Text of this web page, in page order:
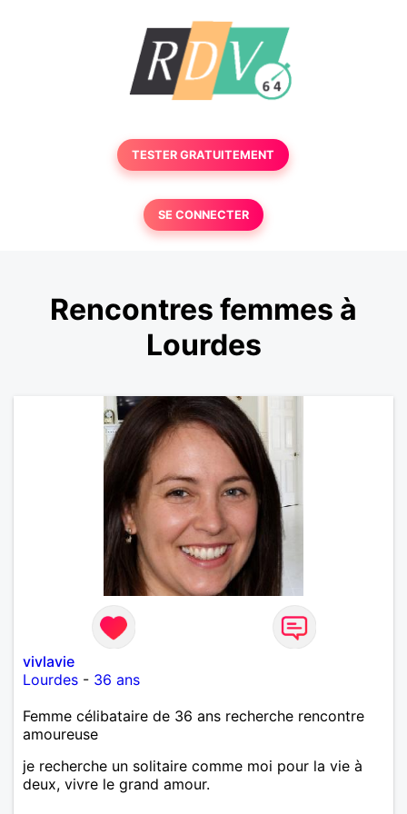
TESTER GRATUITEMENT
SE CONNECTER
Rencontres femmes à
Lourdes
vivlavie
Lourdes - 36 ans
Femme célibataire de 36 ans recherche rencontre
amoureuse
je recherche un solitaire comme moi pour la vie à
deux, vivre le grand amour.